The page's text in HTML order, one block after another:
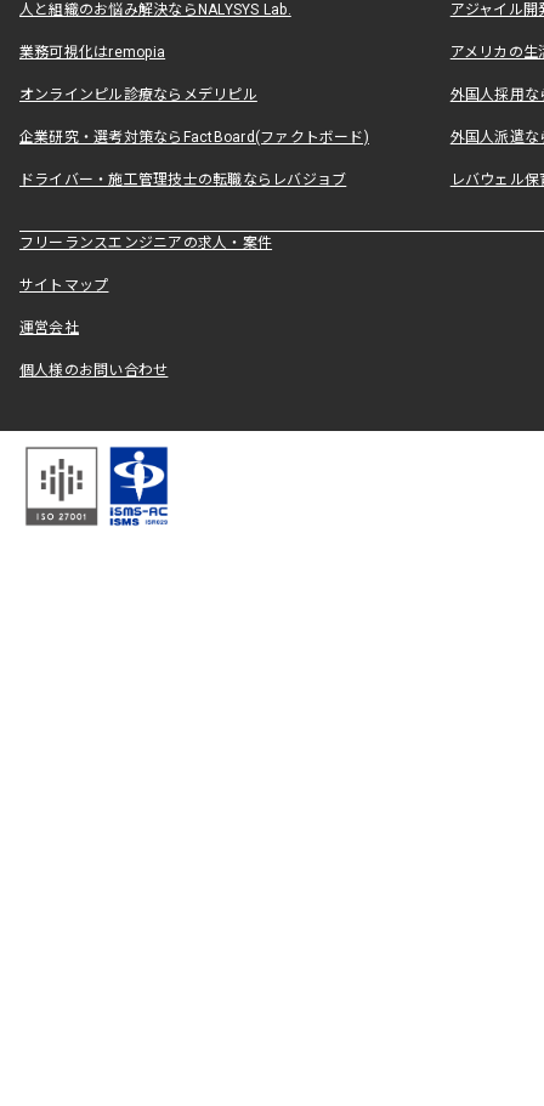
人と組織のお悩み解決ならNALYSYS Lab. アジャイル
業務可視化はremopia アメリカの
オンラインピル診療ならメデリピル 外国人採用
企業研究・選考対策ならFactBoard(ファクトボード) 外国人派遣な
ドライバー・施工管理技士の転職ならレバジョブ レバウェル
フリーランスエンジニアの求人・案件
サイトマップ
運営会社
個人様のお問い合わせ